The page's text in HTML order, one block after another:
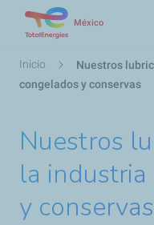
México
Ruta
de
Inicio
Nuestros
congelados y conservas
Nuestros
la
y conservas